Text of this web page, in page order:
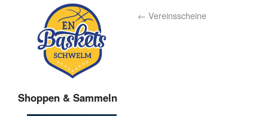
← Vereinsscheine
Shoppen & Sammeln